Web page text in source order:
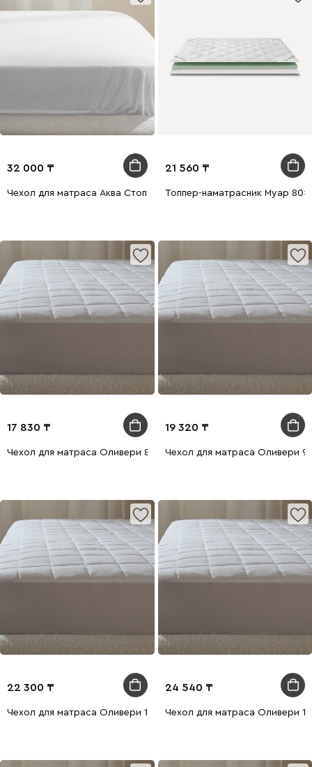
32 000
Чехол для матраса Аква Стоп 180x200
21 560
Топпер-наматрасник Муар
17 830
Чехол для матраса Оливери 80x200
19 320
Чехол для матраса Оливери
22 300
Чехол для матраса Оливери 120x200
24 540
Чехол для матраса Оливери